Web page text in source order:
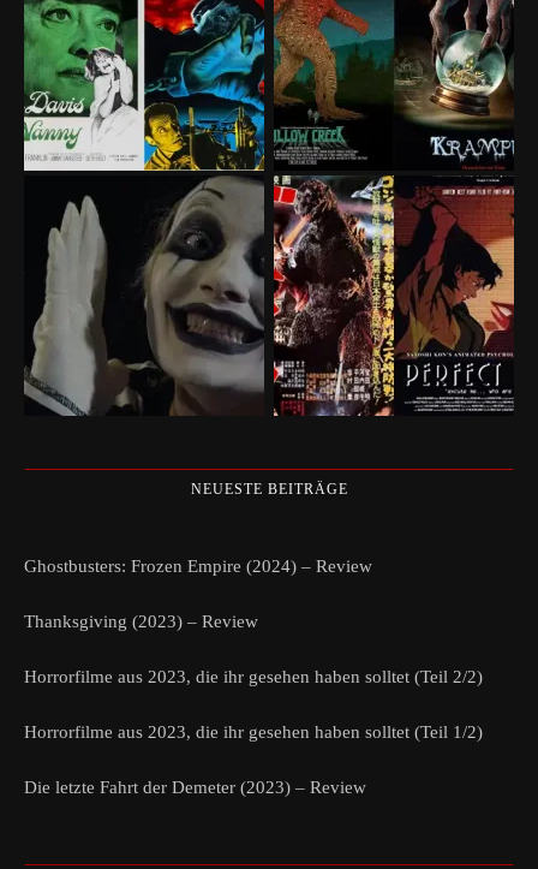
NEUESTE BEITRÄGE
Ghostbusters: Frozen Empire (2024) – Review
Thanksgiving (2023) – Review
Horrorfilme aus 2023, die ihr gesehen haben solltet (Teil 2/2)
Horrorfilme aus 2023, die ihr gesehen haben solltet (Teil 1/2)
Die letzte Fahrt der Demeter (2023) – Review